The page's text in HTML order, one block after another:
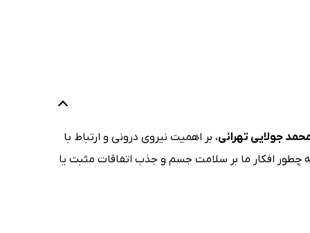
جولایی تهرانی، بر اهمیت نیروی درونی و ارتباط با
افکار ما بر سلامت جسم و جذب اتفاقات مثبت یا